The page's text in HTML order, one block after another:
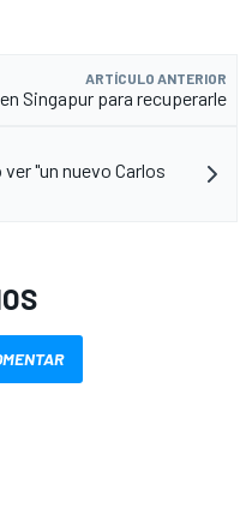
ARTÍCULO ANTERIOR
Singapur para recuperarle
"un nuevo Carlos